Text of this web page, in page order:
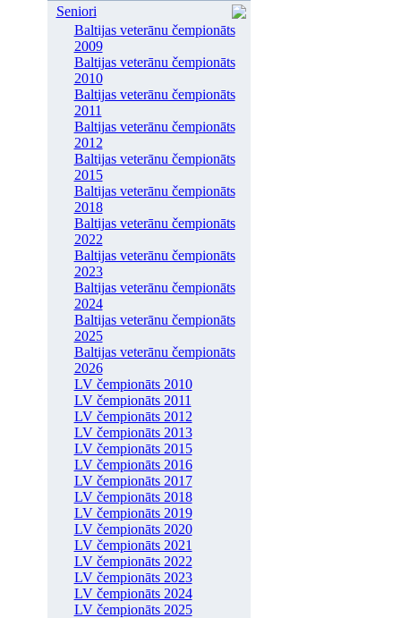
Seniori
Baltijas veterānu čempionāts
2009
Baltijas veterānu čempionāts
2010
Baltijas veterānu čempionāts
2011
Baltijas veterānu čempionāts
2012
Baltijas veterānu čempionāts
2015
Baltijas veterānu čempionāts
2018
Baltijas veterānu čempionāts
2022
Baltijas veterānu čempionāts
2023
Baltijas veterānu čempionāts
2024
Baltijas veterānu čempionāts
2025
Baltijas veterānu čempionāts
2026
LV čempionāts 2010
LV čempionāts 2011
LV čempionāts 2012
LV čempionāts 2013
LV čempionāts 2015
LV čempionāts 2016
LV čempionāts 2017
LV čempionāts 2018
LV čempionāts 2019
LV čempionāts 2020
LV čempionāts 2021
LV čempionāts 2022
LV čempionāts 2023
LV čempionāts 2024
LV čempionāts 2025